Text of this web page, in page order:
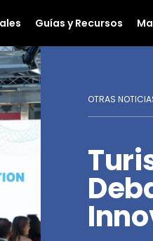
Guías y Recursos
OTRAS